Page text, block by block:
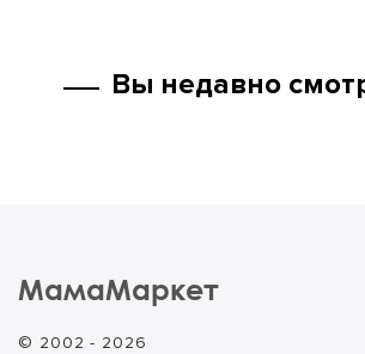
Вы недавно
МамаМаркет
© 2002 - 2026